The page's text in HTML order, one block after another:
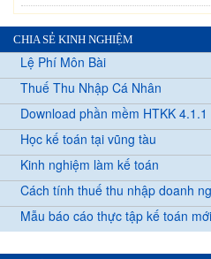
CHIA SẺ KINH NGHIỆM
Lệ Phí Môn Bài
Thuế Thu Nhập Cá Nhân
Download phần mềm HTKK 4.1.1
Học kế toán tại vũng tàu
Kinh nghiệm làm kế toán
Cách tính thuế thu nhập doanh
Mẫu báo cáo thực tập kế toán